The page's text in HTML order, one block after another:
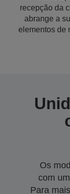
recepção da
abrange a
elementos de
Os
com
Para